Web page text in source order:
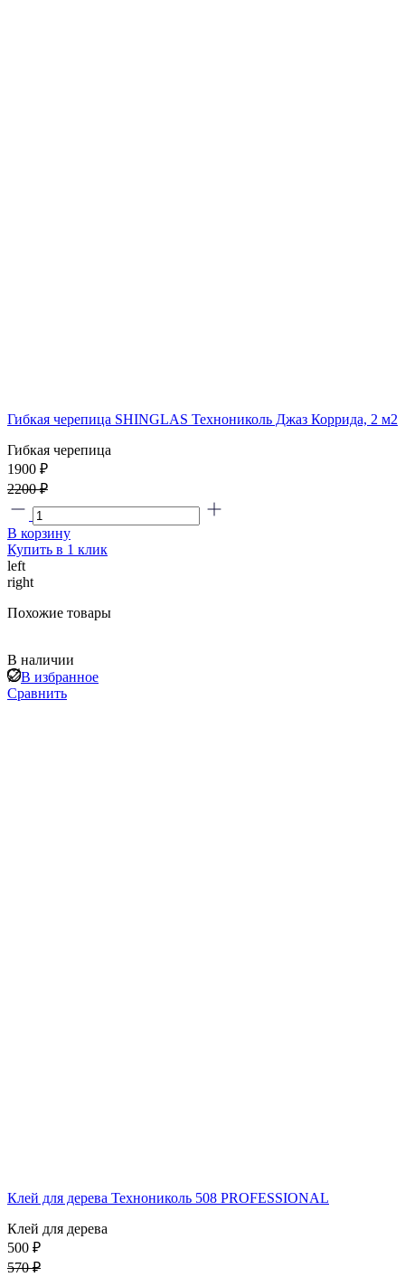
Гибкая черепица SHINGLAS Технониколь Джаз Коррида, 2 м2
Гибкая черепица
1900 ₽
2200 ₽
В корзину
Купить в 1 клик
left
right
Похожие товары
В наличии
В избранное
Сравнить
Клей для дерева Технониколь 508 PROFESSIONAL
Клей для дерева
500 ₽
570 ₽